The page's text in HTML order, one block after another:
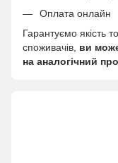
Оплата онлайн
Гарантуємо якість
споживачів, ви
на аналогічний